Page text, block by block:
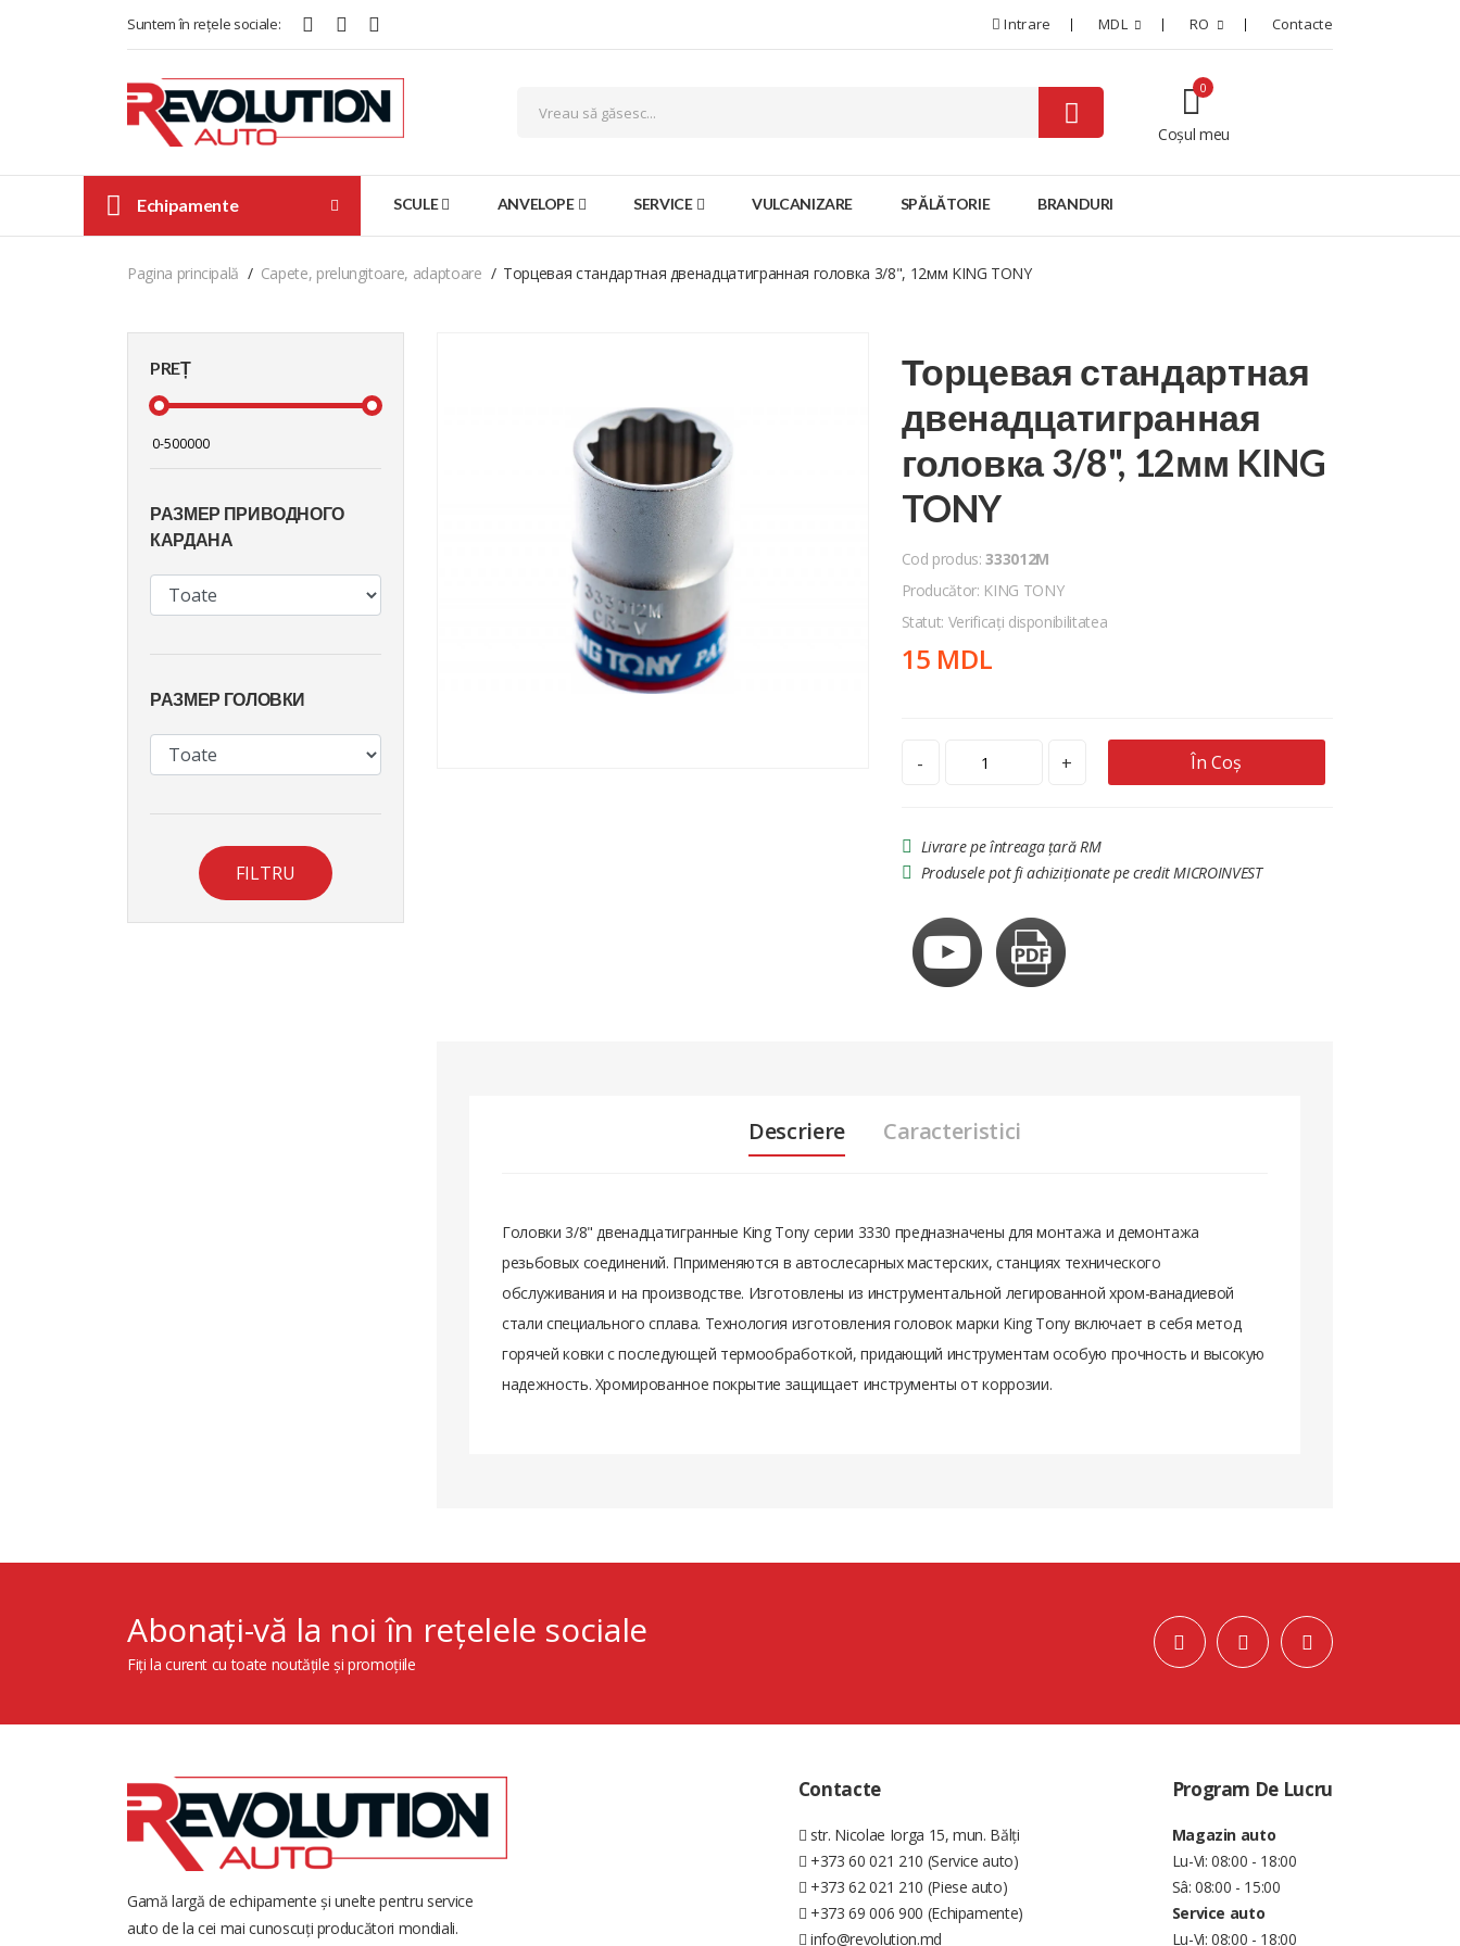
Suntem în rețele sociale: Intrare MDL RO Contacte
Coșul meu
0
Echipamente SCULE ANVELOPE SERVICE VULCANIZARE SPĂLĂTORIE BRANDURI
Pagina principală Capete, prelungitoare, adaptoare Торцевая стандартная двенадцатигранная головка 3/8", 12мм KING TONY
PREȚ
РАЗМЕР ПРИВОДНОГО
КАРДАНА
РАЗМЕР ГОЛОВКИ
FILTRU
Торцевая стандартная
двенадцатигранная
головка 3/8", 12мм KING
TONY
Cod produs:333012M
Producător: KING TONY
Statut: Verificați disponibilitatea
15 MDL
- + În Coș
Livrare pe întreaga țară RM
Produsele pot fi achiziționate pe credit MICROINVEST
Descriere Caracteristici
Головки 3/8" двенадцатигранные King Tony серии 3330 предназначены для монтажа и демонтажа
резьбовых соединений. Пприменяются в автослесарных мастерских, станциях технического
обслуживания и на производстве. Изготовлены из инструментальной легированной хром-ванадиевой
стали специального сплава. Технология изготовления головок марки King Tony включает в себя метод
горячей ковки с последующей термообработкой, придающий инструментам особую прочность и высокую
надежность. Хромированное покрытие защищает инструменты от коррозии.
Abonați-vă la noi în rețelele sociale
Fiți la curent cu toate noutățile și promoțiile
Gamă largă de echipamente și unelte pentru service
auto de la cei mai cunoscuți producători mondiali.
Contacte
str. Nicolae Iorga 15, mun. Bălți
+373 60 021 210 (Service auto)
+373 62 021 210 (Piese auto)
+373 69 006 900 (Echipamente)
info@revolution.md
Program De Lucru
Magazin auto
Lu-Vi: 08:00 - 18:00
Sâ: 08:00 - 15:00
Service auto
Lu-Vi: 08:00 - 18:00